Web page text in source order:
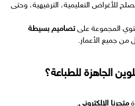
للأغراض التعليمية، الترفيهية، وحتى
المجموعة علىتصاميم بسيطة
من جميع الأعمار.
الجاهزة للطباعة؟
متجرنا الإلكتروني.